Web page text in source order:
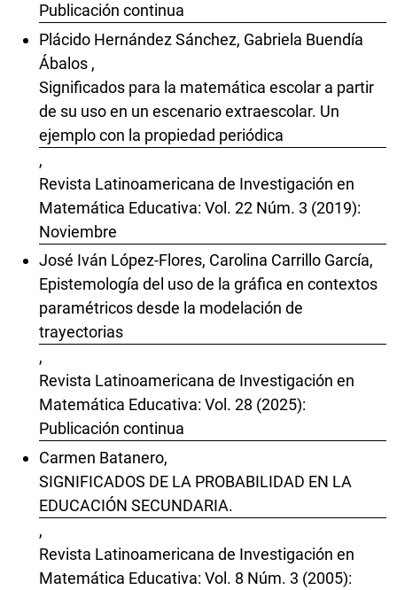
Publicación continua
Plácido Hernández Sánchez, Gabriela Buendía
Ábalos ,
Significados para la matemática escolar a partir
de su uso en un escenario extraescolar. Un
ejemplo con la propiedad periódica
,
Revista Latinoamericana de Investigación en
Matemática Educativa: Vol. 22 Núm. 3 (2019):
Noviembre
José Iván López-Flores, Carolina Carrillo García,
Epistemología del uso de la gráfica en contextos
paramétricos desde la modelación de
trayectorias
,
Revista Latinoamericana de Investigación en
Matemática Educativa: Vol. 28 (2025):
Publicación continua
Carmen Batanero,
SIGNIFICADOS DE LA PROBABILIDAD EN LA
EDUCACIÓN SECUNDARIA.
,
Revista Latinoamericana de Investigación en
Matemática Educativa: Vol. 8 Núm. 3 (2005):